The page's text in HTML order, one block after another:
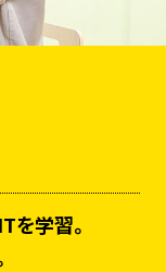
を学習。